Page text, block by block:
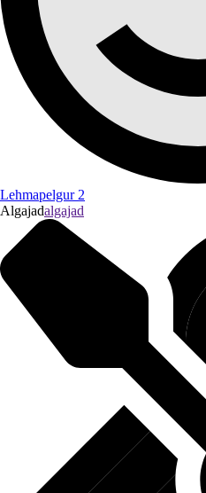
Lehmapelgur 2
Algajadalgajad